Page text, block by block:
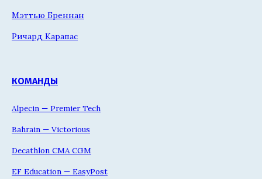
Мэттью Бреннан
Ричард Карапас
КОМАНДЫ
Alpecin — Premier Tech
Bahrain — Victorious
Decathlon CMA CGM
EF Education — EasyPost